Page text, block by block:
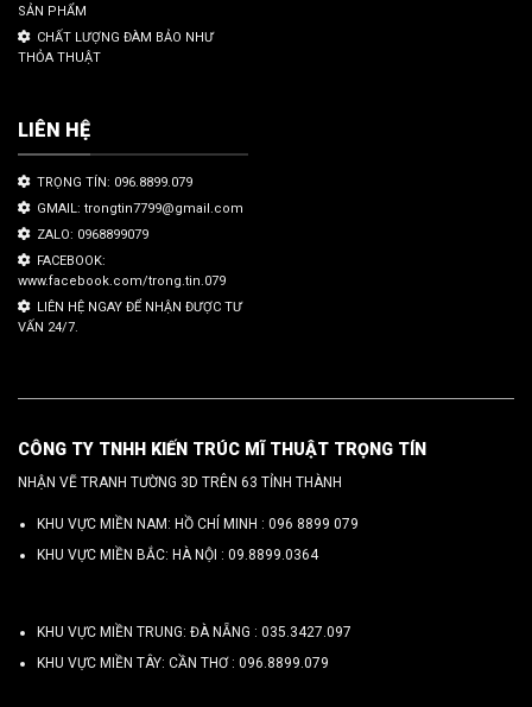
SẢN PHẨM
CHẤT LƯỢNG ĐÀM BẢO NHƯ
THỎA THUẬT
LIÊN HỆ
TRỌNG TÍN: 096.8899.079
GMAIL: trongtin7799@gmail.com
ZALO: 0968899079
FACEBOOK:
www.facebook.com/trong.tin.079
LIÊN HỆ NGAY ĐỂ NHẬN ĐƯỢC TƯ
VẤN 24/7.
CÔNG TY TNHH KIẾN TRÚC MĨ THUẬT TRỌNG TÍN
NHẬN VẼ TRANH TƯỜNG 3D TRÊN 63 TỈNH THÀNH
KHU VỰC MIỀN NAM: HỒ CHÍ MINH : 096 8899 079
KHU VỰC MIỀN BẮC: HÀ NỘI : 09.8899.0364
KHU VỰC MIỀN TRUNG: ĐÀ NẴNG : 035.3427.097
KHU VỰC MIỀN TÂY: CẦN THƠ : 096.8899.079